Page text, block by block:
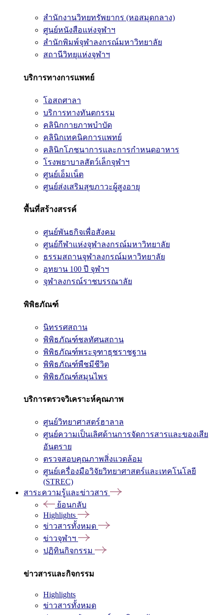
สำนักงานวิทยทรัพยากร (หอสมุดกลาง)
ศูนย์หนังสือแห่งจุฬาฯ
สำนักพิมพ์จุฬาลงกรณ์มหาวิทยาลัย
สถานีวิทยุแห่งจุฬาฯ
บริการทางการแพทย์
โอสถศาลา
บริการทางทันตกรรม
คลินิกกายภาพบำบัด
คลินิกเทคนิคการแพทย์
คลินิกโภชนาการและการกำหนดอาหาร
โรงพยาบาลสัตว์เล็กจุฬาฯ
ศูนย์เอ็มเน็ต
ศูนย์ส่งเสริมสุขภาวะผู้สูงอายุ
พื้นที่สร้างสรรค์
ศูนย์พันธกิจเพื่อสังคม
ศูนย์กีฬาแห่งจุฬาลงกรณ์มหาวิทยาลัย
ธรรมสถานจุฬาลงกรณ์มหาวิทยาลัย
อุทยาน 100 ปี จุฬาฯ
จุฬาลงกรณ์ราชบรรณาลัย
พิพิธภัณฑ์
นิทรรศสถาน
พิพิธภัณฑ์ชลทัศนสถาน
พิพิธภัณฑ์พระจุฑาธุชราชฐาน
พิพิธภัณฑ์พืชมีชีวิต
พิพิธภัณฑ์สมุนไพร
บริการตรวจวิเคราะห์คุณภาพ
ศูนย์วิทยาศาสตร์ฮาลาล
ศูนย์ความเป็นเลิศด้านการจัดการสารและของเสีย
อันตราย
ตรวจสอบคุณภาพสิ่งแวดล้อม
ศูนย์เครื่องมือวิจัยวิทยาศาสตร์และเทคโนโลยี
(STREC)
สาระความรู้และข่าวสาร
ย้อนกลับ
Highlights
ข่าวสารทั้งหมด
ข่าวจุฬาฯ
ปฏิทินกิจกรรม
ข่าวสารและกิจกรรม
Highlights
ข่าวสารทั้งหมด